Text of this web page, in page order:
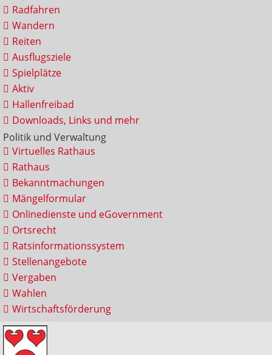
Radfahren
Wandern
Reiten
Ausflugsziele
Spielplätze
Aktiv
Hallenfreibad
Downloads, Links und mehr
Politik und Verwaltung
Virtuelles Rathaus
Rathaus
Bekanntmachungen
Mängelformular
Onlinedienste und eGovernment
Ortsrecht
Ratsinformationssystem
Stellenangebote
Vergaben
Wahlen
Wirtschaftsförderung